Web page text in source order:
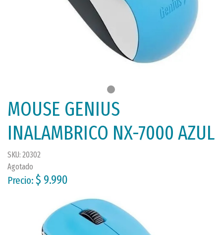
MOUSE GENIUS
INALAMBRICO NX-7000 AZUL
SKU: 20302
Agotado
Precio: $ 9.990